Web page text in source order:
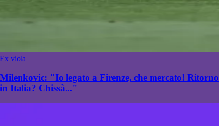
Ex viola
Milenkovic: "Io legato a Firenze, che mercato! Ritorno
in Italia? Chissà..."